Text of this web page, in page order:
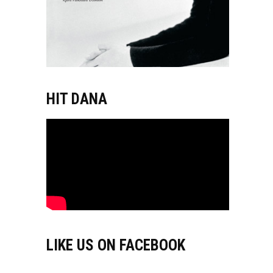
HIT DANA
LIKE US ON FACEBOOK